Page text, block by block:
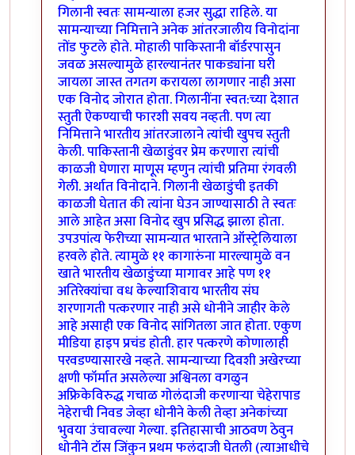
गिलानी स्वतः सामन्याला हजर सुद्धा राहिले. या
सामन्याच्या निमित्ताने अनेक आंतरजालीय विनोदांना
तोंड फुटले होते. मोहाली पाकिस्तानी बॉर्डरपासुन
जवळ असल्यामुळे हारल्यानंतर पाकड्यांना घरी
जायला जास्त तगतग करायला लागणार नाही असा
एक विनोद जोरात होता. गिलानींना स्वत:च्या देशात
स्तुती ऐकण्याची फारशी सवय नव्हती. पण त्या
निमित्ताने भारतीय आंतरजालाने त्यांची खुपच स्तुती
केली. पाकिस्तानी खेळाडुंवर प्रेम करणारा त्यांची
काळजी घेणारा माणूस म्हणुन त्यांची प्रतिमा रंगवली
गेली. अर्थात विनोदाने. गिलानी खेळाडुंची इतकी
काळजी घेतात की त्यांना घेउन जाण्यासाठी ते स्वतः
आले आहेत असा विनोद खुप प्रसिद्ध झाला होता.
उपउपांत्य फेरीच्या सामन्यात भारताने ऑस्ट्रेलियाला
हरवले होते. त्यामुळे ११ कागारुंना मारल्यामुळे वन
खाते भारतीय खेळाडुंच्या मागावर आहे पण ११
अतिरेक्यांचा वध केल्याशिवाय भारतीय संघ
शरणागती पत्करणार नाही असे धोनीने जाहीर केले
आहे असाही एक विनोद सांगितला जात होता. एकुण
मीडिया हाइप प्रचंड होती. हार पत्करणे कोणालाही
परवडण्यासारखे नव्हते. सामन्याच्या दिवशी अखेरच्या
क्षणी फॉर्मात असलेल्या अश्विनला वगळुन
अफ्रिकेविरुद्ध गचाळ गोलंदाजी करणार्‍या चेहेरापाड
नेहेराची निवड जेव्हा धोनीने केली तेव्हा अनेकांच्या
भुवया उंचावल्या गेल्या. इतिहासाची आठवण ठेवुन
धोनीने टॉस जिंकुन प्रथम फलंदाजी घेतली (त्याआधीचे